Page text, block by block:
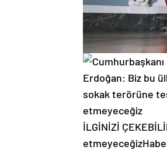
İLGİNİZİ ÇEKEBİLİR
etmeyeceğiz